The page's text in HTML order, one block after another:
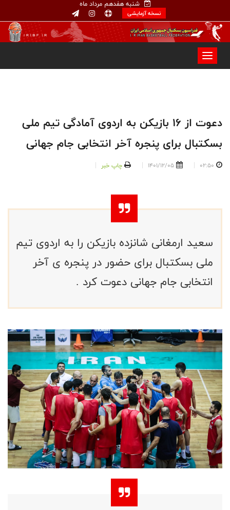
شنبه هفدهم مرداد ماه
نسخه آزمایشی
دعوت از ۱۶ بازیکن به اردوی آمادگی تیم ملی
بسکتبال برای پنجره آخر انتخابی جام جهانی
02:50
1401/12/05 چاپ خبر
سعید ارمغانی شانزده بازیکن را به اردوی تیم
ملی بسکتبال برای حضور در پنجره ی آخر
انتخابی جام جهانی دعوت کرد .